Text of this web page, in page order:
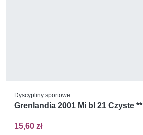
Dyscypliny sportowe
Grenlandia 2001 Mi bl 21 Czyste **
15,60 zł